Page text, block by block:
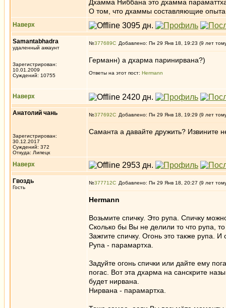
Дхамма Ниббана это дхамма
О том, что дхаммы составляющие
Наверх
Samantabhadra
удаленный аккаунт
Зарегистрирован:
10.01.2009
Суждений: 10755
№377689 Добавлено: Пн 29 Янв 18, 19:23 (9 лет
Германн) а дхарма паринирвана?)
Ответы на этот пост: Hermann
Наверх
Анатолий чань
Зарегистрирован:
30.12.2017
Суждений: 372
Откуда: Липецк
№377692 Добавлено: Пн 29 Янв 18, 19:29 (9 лет
Саманта а давайте дружить? Извините
Наверх
Гвоздь
Гость
№377712 Добавлено: Пн 29 Янв 18, 20:27 (9 лет
Hermann
Возьмите спичку. Это рупа. Спичку
Сколько бы Вы не делили то что рупа, то
Зажгите спичку. Огонь это также рупа.
Рупа - парамартха.
Задуйте огонь спички или дайте ему
погас. Вот эта дхарма на санскрите
будет нирвана.
Нирвана - парамартха.